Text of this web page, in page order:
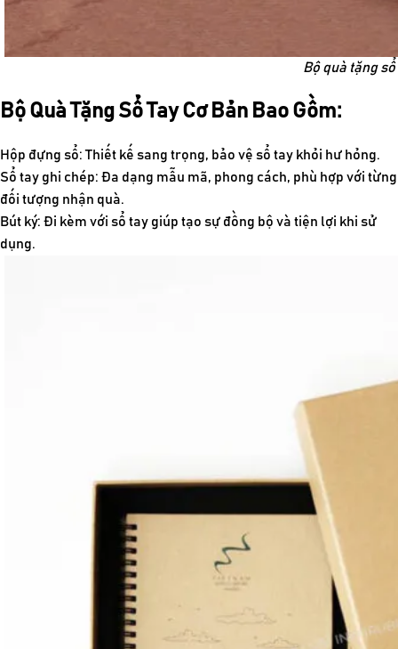
Bộ quà tặng sổ
Bộ Quà Tặng Sổ Tay Cơ Bản Bao Gồm:
Hộp đựng sổ: Thiết kế sang trọng, bảo vệ sổ tay khỏi hư hỏng.
Sổ tay ghi chép: Đa dạng mẫu mã, phong cách, phù hợp với từng
đối tượng nhận quà.
Bút ký: Đi kèm với sổ tay giúp tạo sự đồng bộ và tiện lợi khi sử
dụng.